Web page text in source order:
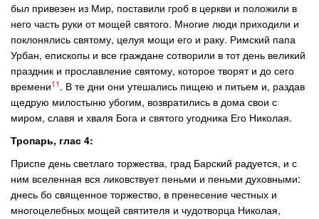
был привезен из Мир, поставили гроб в церкви и положили в
него часть руки от мощей святого. Многие люди приходили и
поклонялись святому, целуя мощи его и раку. Римский папа
Урбан, епископы и все граждане сотворили в тот день великий
праздник и прославление святому, которое творят и до сего
времени11 . В те дни они утешались пищею и питьем и, раздав
щедрую милостыню убогим, возвратились в дома свои с
миром, славя и хваля Бога и святого угодника Его Николая.
Тропарь, глас 4:
Приспе день светлаго торжества, град Барский радуется, и с
ним вселенная вся ликовствует пеньми и пеньми духовными:
днесь бо священное торжество, в пренесение честных и
многоцелебных мощей святителя и чудотворца Николая,